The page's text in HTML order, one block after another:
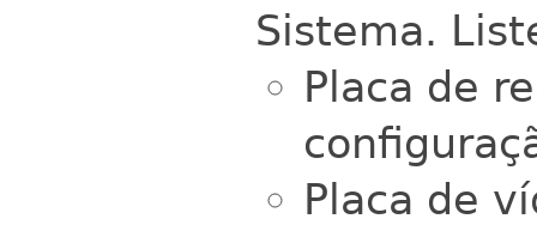
Sistema.
Placa de
Placa de